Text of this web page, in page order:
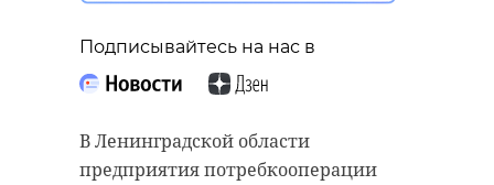
Подписывайтесь на нас в
В Ленинградской области
предприятия потребкооперации